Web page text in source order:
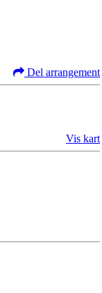
Del arrangement
Vis kart